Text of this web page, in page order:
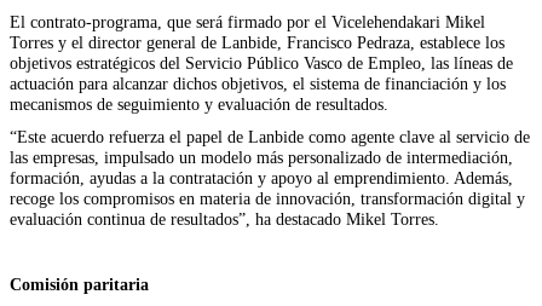
El contrato-programa, que será firmado por el Vicelehendakari Mikel
Torres y el director general de Lanbide, Francisco Pedraza, establece los
objetivos estratégicos del Servicio Público Vasco de Empleo, las líneas de
actuación para alcanzar dichos objetivos, el sistema de financiación y los
mecanismos de seguimiento y evaluación de resultados.
“Este acuerdo refuerza el papel de Lanbide como agente clave al servicio de
las empresas, impulsado un modelo más personalizado de intermediación,
formación, ayudas a la contratación y apoyo al emprendimiento. Además,
recoge los compromisos en materia de innovación, transformación digital y
evaluación continua de resultados”, ha destacado Mikel Torres.
Comisión paritaria